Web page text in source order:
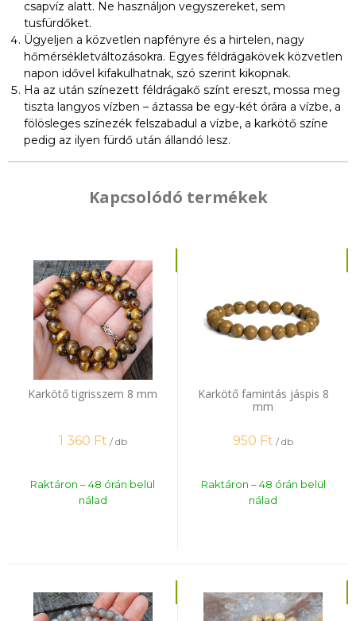
csapvíz alatt. Ne használjon vegyszereket, sem
tusfürdőket.
Ügyeljen a közvetlen napfényre és a hirtelen, nagy
hőmérsékletváltozásokra. Egyes féldrágakövek közvetlen
napon idővel kifakulhatnak, szó szerint kikopnak.
Ha az után színezett féldrágakő színt ereszt, mossa meg
tiszta langyos vízben – áztassa be egy-két órára a vízbe, a
fölösleges színezék felszabadul a vízbe, a karkötő színe
pedig az ilyen fürdő után állandó lesz.
Kapcsolódó termékek
Karkötő tigrisszem 8 mm
1 360 Ft / db
Raktáron – 48 órán belül
nálad
Karkötő famintás jáspis 8
mm
950 Ft / db
Raktáron – 48 órán belül
nálad